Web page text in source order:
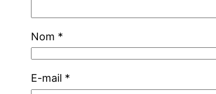
Nom *
E-mail *